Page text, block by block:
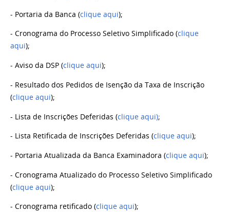
- Portaria da Banca (clique aqui);
- Cronograma do Processo Seletivo Simplificado (clique
aqui);
- Aviso da DSP (clique aqui);
- Resultado dos Pedidos de Isenção da Taxa de Inscrição
(clique aqui);
- Lista de Inscrições Deferidas (clique aqui);
- Lista Retificada de Inscrições Deferidas (clique aqui);
- Portaria Atualizada da Banca Examinadora (clique aqui);
- Cronograma Atualizado do Processo Seletivo Simplificado
(clique aqui);
- Cronograma retificado (clique aqui);